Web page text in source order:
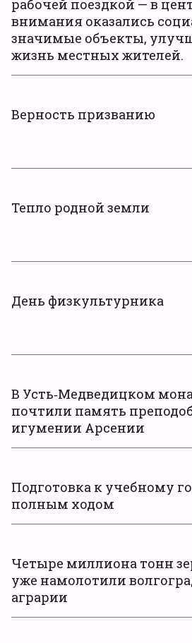
рабочей поездкой — в
внимания оказались
значимые объекты,
жизнь местных жителей.
Верность призванию
Тепло родной земли
День физкультурника
В Усть‑Медведицком
почтили память
игумении Арсении
Подготовка к учебному
полным ходом
Четыре миллиона тонн
уже намолотили
аграрии